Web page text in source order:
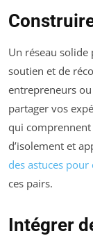
Un réseau
soutien et de
entrepreneurs
partager vos
qui
d’isolement et
des astuces
ces pairs.
Intégrer